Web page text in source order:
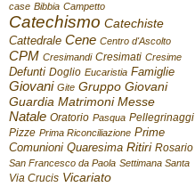
case Bibbia Campetto
Catechismo Catechiste
Cattedrale Cene Centro d'Ascolto
CPM Cresimandi Cresimati Cresime
Defunti Doglio Eucaristia Famiglie
Giovani Gite Gruppo Giovani
Guardia Matrimoni Messe
Natale Oratorio Pasqua Pellegrinaggi
Pizze Prima Riconciliazione Prime
Comunioni Quaresima Ritiri Rosario
San Francesco da Paola Settimana Santa
Via Crucis Vicariato